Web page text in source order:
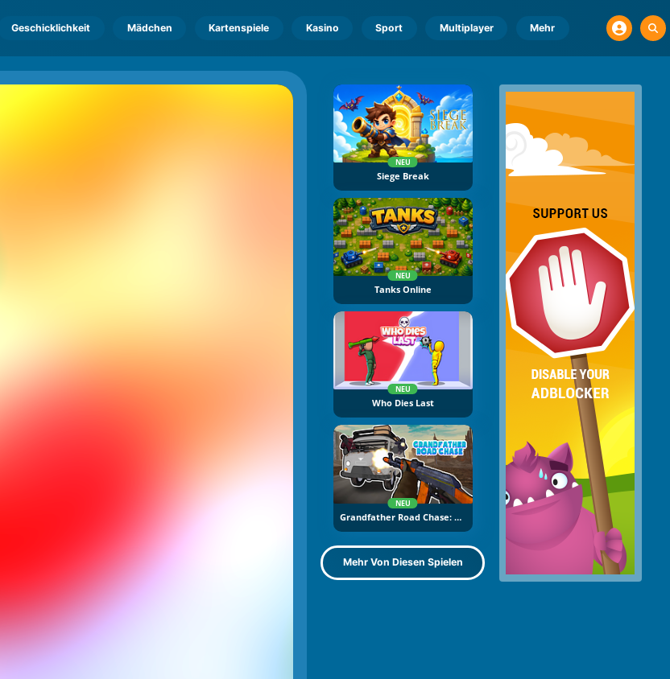
Geschicklichkeit Mädchen Kartenspiele Kasino Sport Multiplayer Mehr
NEU
Siege Break
NEU
Tanks Online
NEU
Who Dies Last
NEU
Grandfather Road Chase: Realistic Shooter
Mehr Von Diesen Spielen